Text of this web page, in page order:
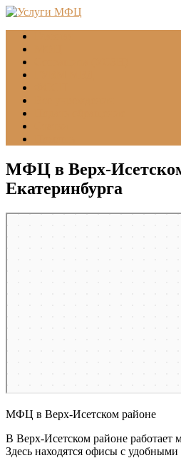
МФЦ в Верх-
Екатеринбурга
МФЦ в Верх-Исетском районе
В Верх-Исетском районе
Здесь находятся офисы с